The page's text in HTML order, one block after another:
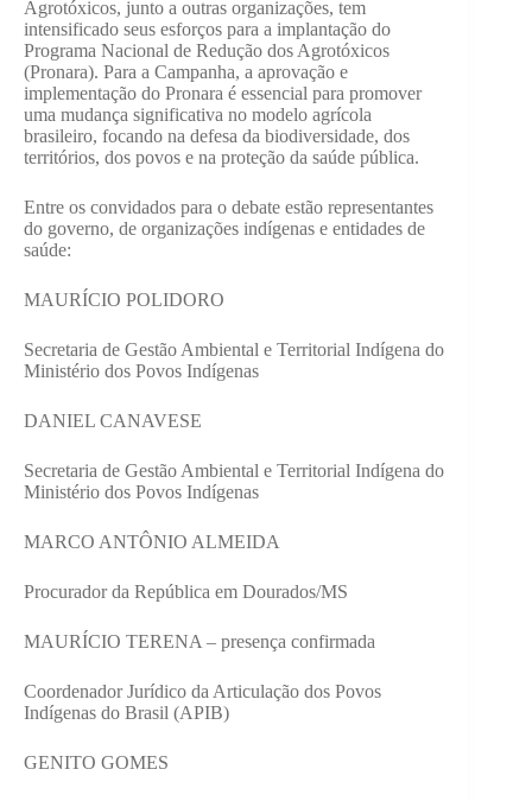
Agrotóxicos, junto a outras organizações, tem
intensificado seus esforços para a implantação do
Programa Nacional de Redução dos Agrotóxicos
(Pronara). Para a Campanha, a aprovação e
implementação do Pronara é essencial para promover
uma mudança significativa no modelo agrícola
brasileiro, focando na defesa da biodiversidade, dos
territórios, dos povos e na proteção da saúde pública.
Entre os convidados para o debate estão representantes
do governo, de organizações indígenas e entidades de
saúde:
MAURÍCIO POLIDORO
Secretaria de Gestão Ambiental e Territorial Indígena do
Ministério dos Povos Indígenas
DANIEL CANAVESE
Secretaria de Gestão Ambiental e Territorial Indígena do
Ministério dos Povos Indígenas
MARCO ANTÔNIO ALMEIDA
Procurador da República em Dourados/MS
MAURÍCIO TERENA – presença confirmada
Coordenador Jurídico da Articulação dos Povos
Indígenas do Brasil (APIB)
GENITO GOMES